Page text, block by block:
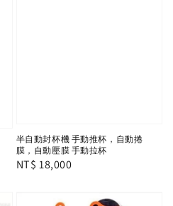
半自動封杯機 手動推杯，自動捲
膜，自動壓膜 手動拉杯
Regular
NT$ 18,000